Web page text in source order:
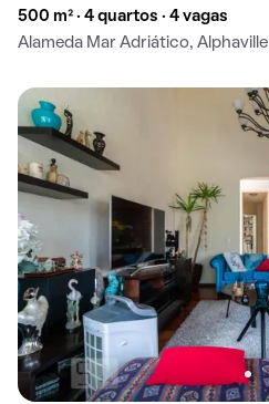
500 m² · 4 quartos · 4 vagas
Alameda Mar Adriático, Alphaville